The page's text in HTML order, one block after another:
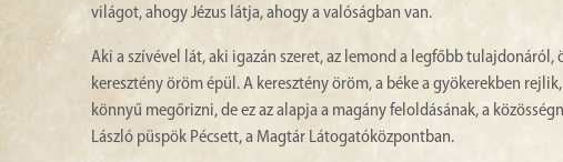
világot, ahogy Jézus látja, ahogy a valóságban van.
Aki a szívével lát, aki igazán szeret, az lemond a legfőbb tulajdonáról,
keresztény öröm épül. A keresztény öröm, a béke a gyökerekben
könnyű megőrizni, de ez az alapja a magány feloldásának, a
László püspök Pécsett, a Magtár Látogatóközpontban.